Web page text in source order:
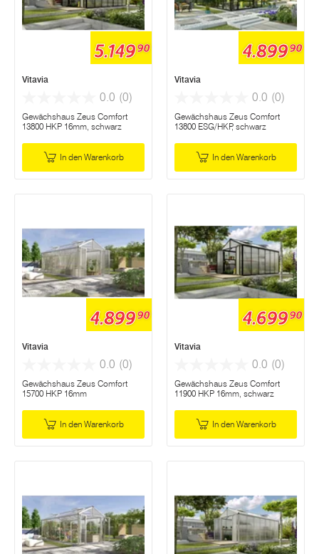
5.14990
Vitavia
0.0 (0)
Gewächshaus Zeus Comfort
13800 HKP 16mm, schwarz
In den Warenkorb
4.89990
Vitavia
0.0 (0)
Gewächshaus Zeus Comfort
13800 ESG/HKP, schwarz
In den Warenkorb
4.89990
Vitavia
0.0 (0)
Gewächshaus Zeus Comfort
15700 HKP 16mm
In den Warenkorb
4.69990
Vitavia
0.0 (0)
Gewächshaus Zeus Comfort
11900 HKP 16mm, schwarz
In den Warenkorb